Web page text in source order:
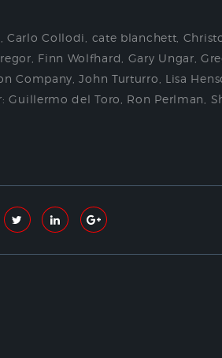
,Carlo Collodi cate blanchett
Finn Wolfhard Gary Ungar ,
Company ,John Turturro Lisa
Guillermo del Toro Ron Perlman